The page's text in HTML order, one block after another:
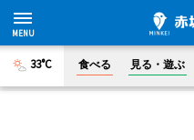
33°C 食べる 見る・遊ぶ